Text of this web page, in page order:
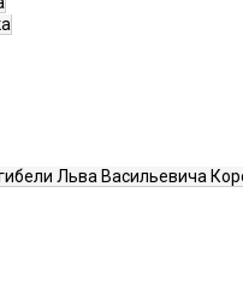
Льва Васильевича